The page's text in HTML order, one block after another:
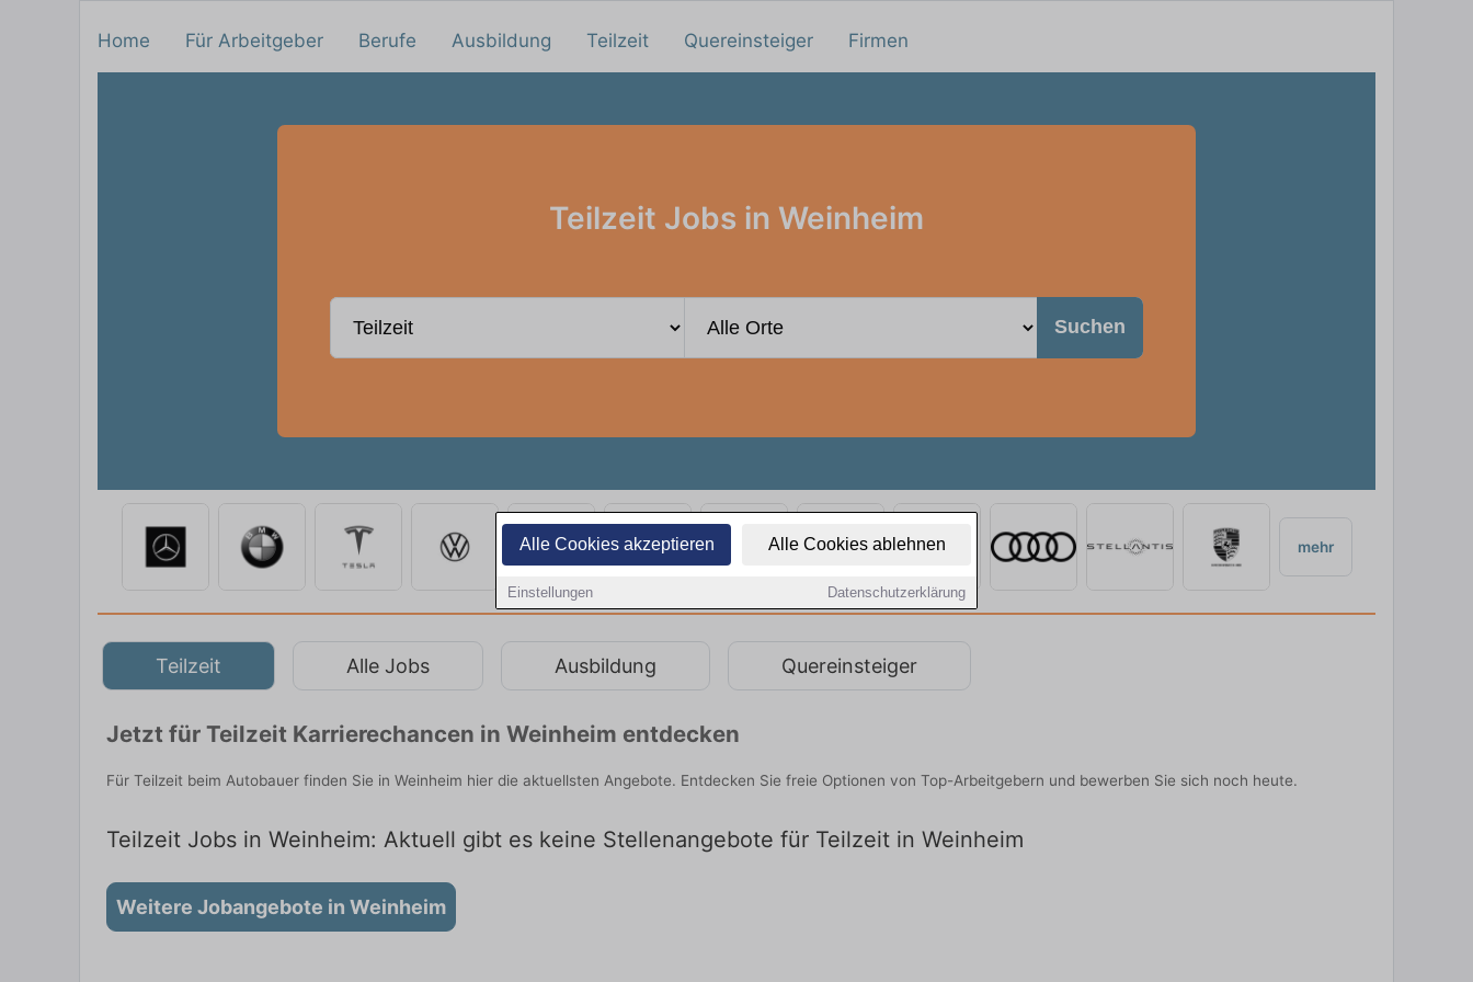
Alle Cookies akzeptieren Alle Cookies ablehnen
Einstellungen Datenschutzerklärung
Home Für Arbeitgeber Berufe Ausbildung Teilzeit Quereinsteiger Firmen
Teilzeit Jobs in Weinheim
Suchen
mehr
Teilzeit Alle Jobs Ausbildung Quereinsteiger
Jetzt für Teilzeit Karrierechancen in Weinheim entdecken
Für Teilzeit beim Autobauer finden Sie in Weinheim hier die aktuellsten Angebote. Entdecken Sie freie Optionen von Top-Arbeitgebern und bewerben Sie sich noch heute.
Teilzeit Jobs in Weinheim: Aktuell gibt es keine Stellenangebote für Teilzeit in Weinheim
Weitere Jobangebote in Weinheim